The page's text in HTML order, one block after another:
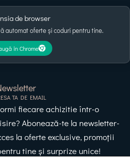
de browser
automat oferte și coduri pentru tine.
în Chrome
TA DE EMAIL
fiecare achizitie într-o
Abonează-te la newsletter-
la oferte exclusive, promoții
tine și surprize unice!